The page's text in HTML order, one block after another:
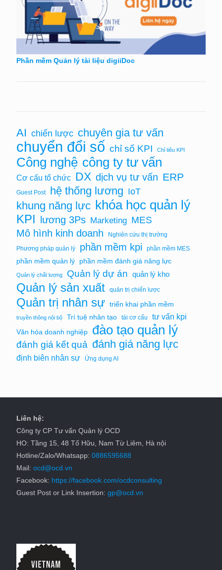
Phần mềm Quản lý tài liệu digiiDoc
AI chiến lược chuyên gia tư vấn
chuyển đổi số chỉ số KPI Chỉ tiêu KPI
Công nghệ công ty tư vấn
Cơ cấu tổ chức DX dịch vụ tư vấn ERP
Guest Post hệ thống lương IoT
khung năng lực khóa học quản lý
KPI lương 3Ps Marketing MES
Mô hình kinh doanh
Nghiên cứu thị trường
Phương pháp quản lý
phần mềm kpi phần mềm MES
phần mềm quản lý phần mềm đánh giá năng lực
Quản lý chất lượng Quản lý dự án quản lý kho
Quản lý sản xuất quản trị chiến lược
Quản trị nhân sự triển khai phần mềm
truyền thông nội bộ Trí tuệ nhân tạo tái cơ cấu tư vấn kpi
Văn hóa doanh nghiệp đào tạo quản lý
đánh giá kết quả đánh giá năng lực
định biên nhân sự Ứng dụng AI
Liên hệ:
Công ty CP Tư vấn Quản lý OCD
HO: Tầng 15, 48 Tố Hữu, Nam Từ Liêm, Hà nội
Hotline/Zalo/Whatsapp: 0886595688
Mail: ocd@ocd.vn
Facebook: https://facebook.com/ocdconsulting
Guest Post or Link Insertion: gp@ocd.vn